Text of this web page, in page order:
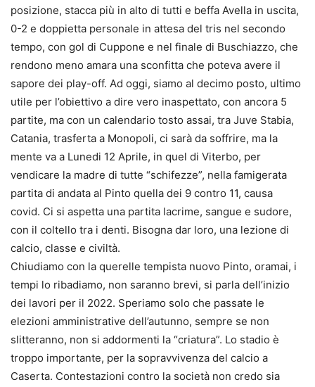
posizione, stacca più in alto di tutti e beffa Avella in uscita,
0-2 e doppietta personale in attesa del tris nel secondo
tempo, con gol di Cuppone e nel finale di Buschiazzo, che
rendono meno amara una sconfitta che poteva avere il
sapore dei play-off. Ad oggi, siamo al decimo posto, ultimo
utile per l’obiettivo a dire vero inaspettato, con ancora 5
partite, ma con un calendario tosto assai, tra Juve Stabia,
Catania, trasferta a Monopoli, ci sarà da soffrire, ma la
mente va a Lunedi 12 Aprile, in quel di Viterbo, per
vendicare la madre di tutte “schifezze”, nella famigerata
partita di andata al Pinto quella dei 9 contro 11, causa
covid. Ci si aspetta una partita lacrime, sangue e sudore,
con il coltello tra i denti. Bisogna dar loro, una lezione di
calcio, classe e civiltà.
Chiudiamo con la querelle tempista nuovo Pinto, oramai, i
tempi lo ribadiamo, non saranno brevi, si parla dell’inizio
dei lavori per il 2022. Speriamo solo che passate le
elezioni amministrative dell’autunno, sempre se non
slitteranno, non si addormenti la “criatura”. Lo stadio è
troppo importante, per la sopravvivenza del calcio a
Caserta. Contestazioni contro la società non credo sia